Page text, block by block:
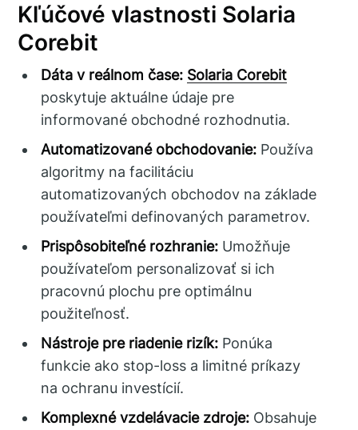
Kľúčové vlastnosti Solaria
Corebit
Dáta v reálnom čase: Solaria Corebit
poskytuje aktuálne údaje pre
informované obchodné rozhodnutia.
Automatizované obchodovanie: Používa
algoritmy na facilitáciu
automatizovaných obchodov na základe
používateľmi definovaných parametrov.
Prispôsobiteľné rozhranie: Umožňuje
používateľom personalizovať si ich
pracovnú plochu pre optimálnu
použiteľnosť.
Nástroje pre riadenie rizík: Ponúka
funkcie ako stop-loss a limitné príkazy
na ochranu investícií.
Komplexné vzdelávacie zdroje: Obsahuje